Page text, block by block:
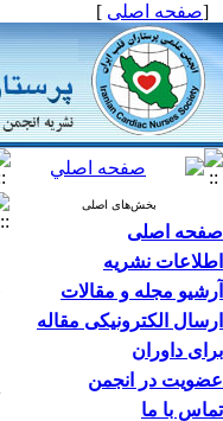
[صفحه اصلی ]
بخش‌های اصلی
صفحه اصلی
اطلاعات نشریه
آرشیو مجله و مقالات
ارسال الکترونیکی مقاله
برای داوران
عضویت در انجمن
تماس با ما